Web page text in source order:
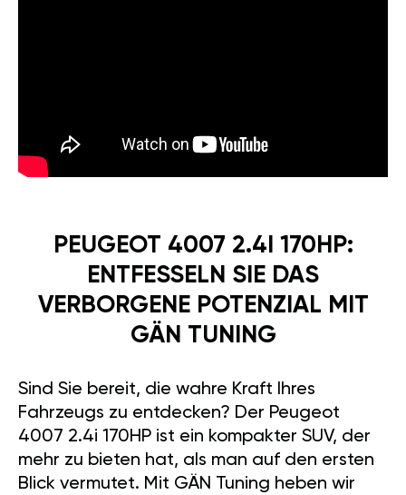
PEUGEOT 4007 2.4I 170HP:
ENTFESSELN SIE DAS
VERBORGENE POTENZIAL MIT
GÄN TUNING
Sind Sie bereit, die wahre Kraft Ihres
Fahrzeugs zu entdecken? Der Peugeot
4007 2.4i 170HP ist ein kompakter SUV, der
mehr zu bieten hat, als man auf den ersten
Blick vermutet. Mit GÄN Tuning heben wir